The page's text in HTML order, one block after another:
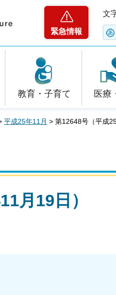
緊急情報
文
教育・子育て 医療
平成25年11月 > 第12648号（平成
月19日）